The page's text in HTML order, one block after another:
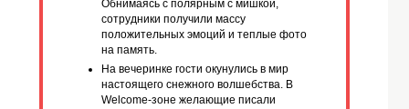
участвуют в лотереях и танцуют под живую музыку.
Фишки проекта
Перед торжеством сотрудников ждал